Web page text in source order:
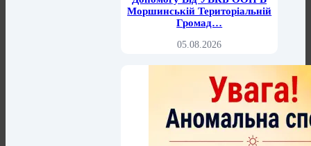
Моршинській Територіальній
Громад…
05.08.2026